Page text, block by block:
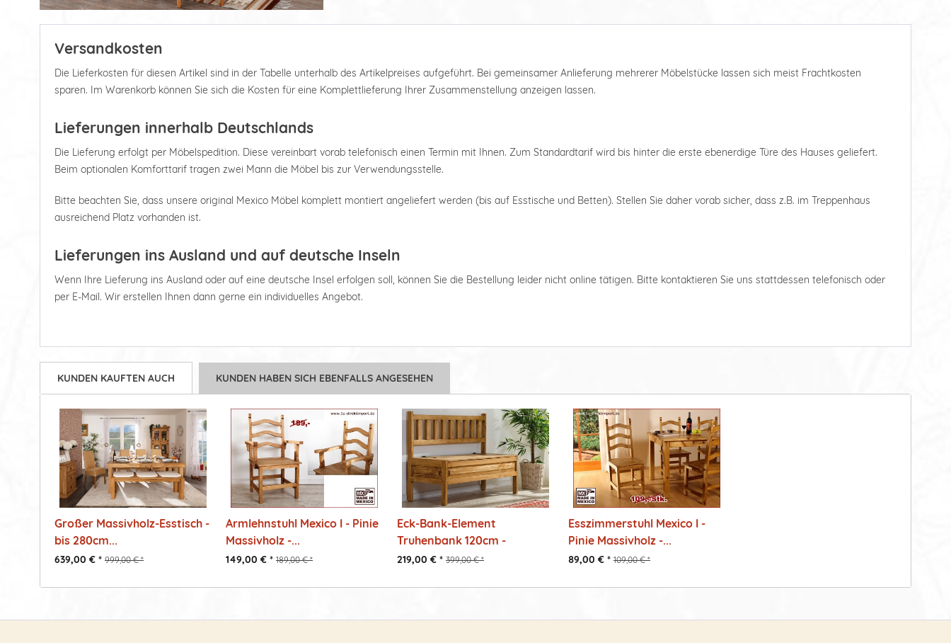
Versandkosten
Die Lieferkosten für diesen Artikel sind in der Tabelle unterhalb des Artikelpreises aufgeführt. Bei gemeinsamer Anlieferung mehrerer Möbelstücke lassen sich meist Frachtkosten
sparen. Im Warenkorb können Sie sich die Kosten für eine Komplettlieferung Ihrer Zusammenstellung anzeigen lassen.
Lieferungen innerhalb Deutschlands
Die Lieferung erfolgt per Möbelspedition. Diese vereinbart vorab telefonisch einen Termin mit Ihnen. Zum Standardtarif wird bis hinter die erste ebenerdige Türe des Hauses geliefert.
Beim optionalen Komforttarif tragen zwei Mann die Möbel bis zur Verwendungsstelle.
Bitte beachten Sie, dass unsere original Mexico Möbel komplett montiert angeliefert werden (bis auf Esstische und Betten). Stellen Sie daher vorab sicher, dass z.B. im Treppenhaus
ausreichend Platz vorhanden ist.
Lieferungen ins Ausland und auf deutsche Inseln
Wenn Ihre Lieferung ins Ausland oder auf eine deutsche Insel erfolgen soll, können Sie die Bestellung leider nicht online tätigen. Bitte kontaktieren Sie uns stattdessen telefonisch oder
per E-Mail. Wir erstellen Ihnen dann gerne ein individuelles Angebot.
KUNDEN KAUFTEN AUCH KUNDEN HABEN SICH EBENFALLS ANGESEHEN
Großer Massivholz-Esstisch -
bis 280cm...
639,00 € * 999,00 € *
Armlehnstuhl Mexico I - Pinie
Massivholz -...
149,00 € * 189,00 € *
Eck-Bank-Element
Truhenbank 120cm -
anbaubar -...
219,00 € * 399,00 € *
Esszimmerstuhl Mexico I -
Pinie Massivholz -...
89,00 € * 109,00 € *